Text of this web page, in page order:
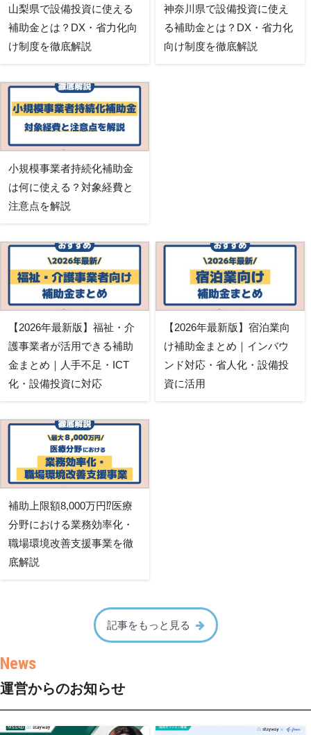
山梨県で設備投資に使える
補助金とは？DX・省力化向
け制度を徹底解説
神奈川県で設備投資に使え
る補助金とは？DX・省力化
向け制度を徹底解説
小規模事業者持続化補助金
は何に使える？対象経費と
注意点を解説
【2026年最新版】福祉・介
護事業者が活用できる補助
金まとめ｜人手不足・ICT
化・設備投資に対応
【2026年最新版】宿泊業向
け補助金まとめ｜インバウ
ンド対応・省人化・設備投
資に活用
補助上限額8,000万円⁉医療
分野における業務効率化・
職場環境改善支援事業を徹
底解説
記事をもっと見る
運営からのお知らせ